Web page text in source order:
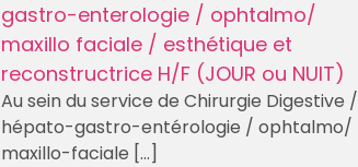
gastro-enterologie / ophtalmo/
maxillo faciale / esthétique et
reconstructrice H/F (JOUR ou NUIT)
Au sein du service de Chirurgie Digestive /
hépato-gastro-entérologie / ophtalmo/
maxillo-faciale [...]